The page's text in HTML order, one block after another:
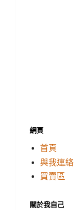
網頁
首頁
與我連絡
買賣區
關於我自己